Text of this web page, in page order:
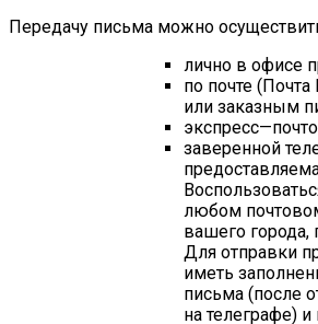
Передачу письма можно
лично в офисе
по почте
или заказным
заверенной
любом
вашего города,
Для отправки
иметь
письма (после
на телеграфе) и